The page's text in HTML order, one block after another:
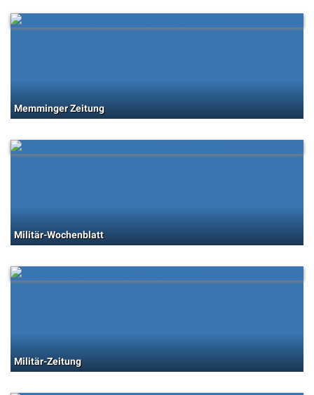
Memminger Zeitung
Militär-Wochenblatt
Militär-Zeitung